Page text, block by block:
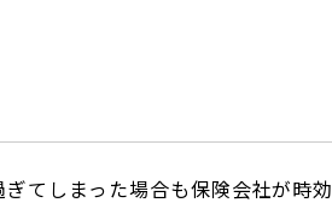
てしまった場合も保険会社が時効